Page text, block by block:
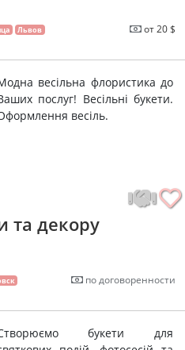
Львов от 20 $
весільна флористика до
послуг! Весільні букети.
весіль.
та декору
по договоренности
букети для